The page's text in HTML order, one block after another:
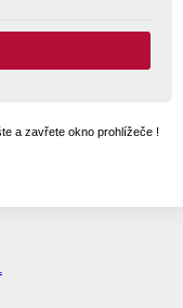
a zavřete okno prohlížeče !